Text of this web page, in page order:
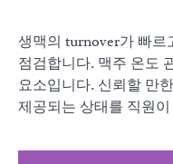
생맥의 turnover가 빠르
점검합니다. 맥주 온도
요소입니다. 신뢰할 만
제공되는 상태를 직원